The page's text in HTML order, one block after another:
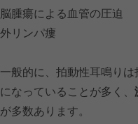
脳腫瘍による血管の圧迫
外リンパ瘻
一般的に、拍動性耳鳴り
になっていることが多く、
が多数あります。